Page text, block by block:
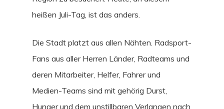
heißen Juli-Tag, ist das anders.
Die Stadt platzt aus allen Nähten. Radsport-
Fans aus aller Herren Länder, Radteams und
deren Mitarbeiter, Helfer, Fahrer und
Medien-Teams sind mit gehörig Durst,
Hunger und dem unstillbaren Verlangen nach